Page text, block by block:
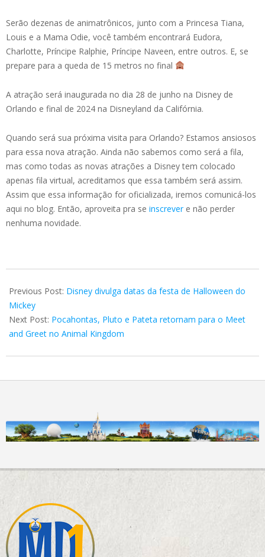
Serão dezenas de animatrônicos, junto com a Princesa Tiana,
Louis e a Mama Odie, você também encontrará Eudora,
Charlotte, Príncipe Ralphie, Príncipe Naveen, entre outros. E, se
prepare para a queda de 15 metros no final
A atração será inaugurada no dia 28 de junho na Disney de
Orlando e final de 2024 na Disneyland da Califórnia.
Quando será sua próxima visita para Orlando? Estamos ansiosos
para essa nova atração. Ainda não sabemos como será a fila,
mas como todas as novas atrações a Disney tem colocado
apenas fila virtual, acreditamos que essa também será assim.
Assim que essa informação for oficializada, iremos comunicá-los
aqui no blog. Então, aproveita pra se inscrevere não perder
nenhuma novidade.
05-
13
Previous Post: Disney divulga datas da festa de Halloween do
Mickey
Next Post: Pocahontas, Pluto e Pateta retornam para o Meet
and Greet no Animal Kingdom